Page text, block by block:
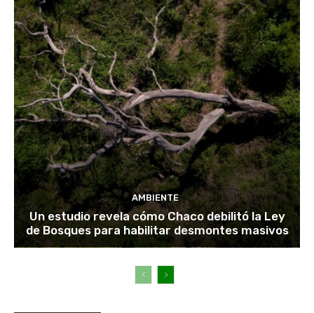
AMBIENTE
Un estudio revela cómo Chaco debilitó la Ley
de Bosques para habilitar desmontes masivos